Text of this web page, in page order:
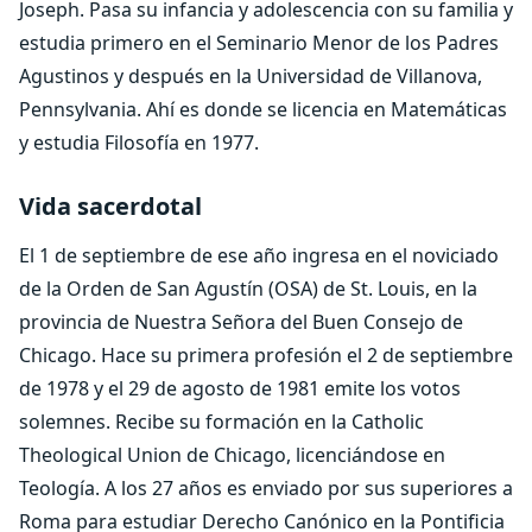
Joseph. Pasa su infancia y adolescencia con su familia y
estudia primero en el Seminario Menor de los Padres
Agustinos y después en la Universidad de Villanova,
Pennsylvania. Ahí es donde se licencia en Matemáticas
y estudia Filosofía en 1977.
Vida sacerdotal
El 1 de septiembre de ese año ingresa en el noviciado
de la Orden de San Agustín (OSA) de St. Louis, en la
provincia de Nuestra Señora del Buen Consejo de
Chicago. Hace su primera profesión el 2 de septiembre
de 1978 y el 29 de agosto de 1981 emite los votos
solemnes. Recibe su formación en la Catholic
Theological Union de Chicago, licenciándose en
Teología. A los 27 años es enviado por sus superiores a
Roma para estudiar Derecho Canónico en la Pontificia